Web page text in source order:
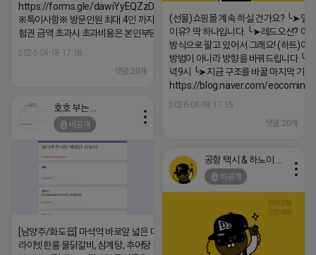
https://forms.gle/dawiYyEQZzDdqf8W8
※특이사항※ 방문인원 최대 4인 까지 가능 체
험권 금액 초과시 초과비용은 본인부담입니다.
2026-04-18 17:18
댓글:20개
(선물)쇼핑몰 계속 하실 건가요? ╰➤열
이유? 딱 하나입니다. ╰➤레드오션? 아
방식으로 팔고 있어서 그래요! (하트)이
방법이 아니라 방향을 바꿔드립니다
녁9시 ╰➤지금 구조를 바꿀 마지막 기회
https://blog.naver.com/eocomim/
2026-04-18 17:15
댓글:20개
비공개
[남양주/화도읍] 마석역 바로앞 넓은 매장과, 프
라이빗한룸 물닭갈비, 삼계탕, 추어탕 맛집 10
비공개